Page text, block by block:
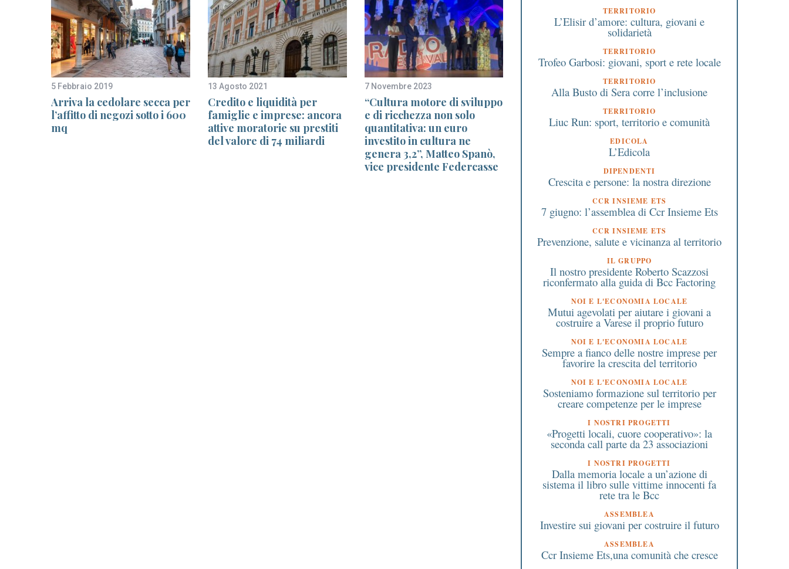
5 Febbraio 2019
Arriva la cedolare secca per
l’affitto di negozi sotto i 600
mq
13 Agosto 2021
Credito e liquidità per
famiglie e imprese: ancora
attive moratorie su prestiti
del valore di 74 miliardi
7 Novembre 2023
“Cultura motore di sviluppo
e di ricchezza non solo
quantitativa: un euro
investito in cultura ne
genera 3,2”, Matteo Spanò,
vice presidente Federcasse
condizionamento: cosa fare
per essere in regola
TERRITORIO
L’Elisir d’amore: cultura, giovani e
solidarietà
TERRITORIO
Trofeo Garbosi: giovani, sport e rete locale
TERRITORIO
Alla Busto di Sera corre l’inclusione
TERRITORIO
Liuc Run: sport, territorio e comunità
EDICOLA
L’Edicola
DIPENDENTI
Crescita e persone: la nostra direzione
CCR INSIEME ETS
7 giugno: l’assemblea di Ccr Insieme Ets
CCR INSIEME ETS
Prevenzione, salute e vicinanza al territorio
IL GRUPPO
Il nostro presidente Roberto Scazzosi
riconfermato alla guida di Bcc Factoring
NOI E L'ECONOMIA LOCALE
Mutui agevolati per aiutare i giovani a
costruire a Varese il proprio futuro
NOI E L'ECONOMIA LOCALE
Sempre a fianco delle nostre imprese per
favorire la crescita del territorio
NOI E L'ECONOMIA LOCALE
Sosteniamo formazione sul territorio per
creare competenze per le imprese
I NOSTRI PROGETTI
«Progetti locali, cuore cooperativo»: la
seconda call parte da 23 associazioni
I NOSTRI PROGETTI
Dalla memoria locale a un’azione di
sistema il libro sulle vittime innocenti fa
rete tra le Bcc
ASSEMBLEA
Investire sui giovani per costruire il futuro
ASSEMBLEA
Ccr Insieme Ets,una comunità che cresce